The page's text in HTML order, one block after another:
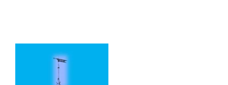
Artikkelsnarveger